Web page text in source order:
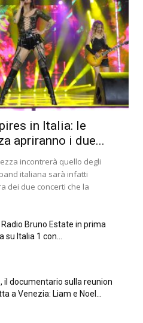
in Italia: le
apriranno i due...
incontrerà quello degli
italiana sarà infatti
dei due concerti che la
Bruno Estate in prima
su Italia 1 con...
il documentario sulla reunion
a Venezia: Liam e Noel...